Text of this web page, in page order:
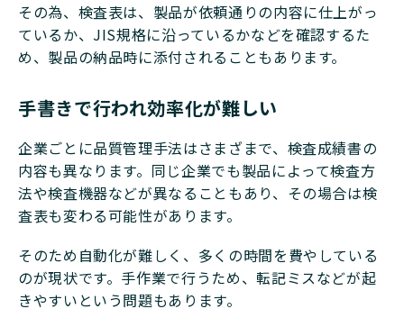
その為、検査表は、製品が依頼通りの内容に仕上がっ
ているか、JIS規格に沿っているかなどを確認するた
め、製品の納品時に添付されることもあります。
手書きで行われ効率化が難しい
企業ごとに品質管理手法はさまざまで、検査成績書の
内容も異なります。同じ企業でも製品によって検査方
法や検査機器などが異なることもあり、その場合は検
査表も変わる可能性があります。
そのため自動化が難しく、多くの時間を費やしている
のが現状です。手作業で行うため、転記ミスなどが起
きやすいという問題もあります。